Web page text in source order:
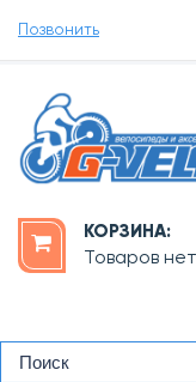
Позвонить
КОРЗИНА:
Товаров нет